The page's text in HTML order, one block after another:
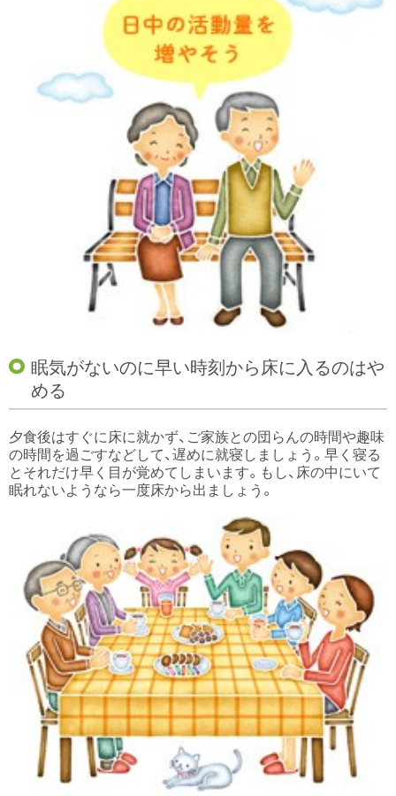
眠気がないのに早い時刻から床に入るのはや
める
夕食後はすぐに床に就かず、ご家族との団らんの時間や趣味
の時間を過ごすなどして、遅めに就寝しましょう。早く寝る
とそれだけ早く目が覚めてしまいます。もし、床の中にいて
眠れないようなら一度床から出ましょう。